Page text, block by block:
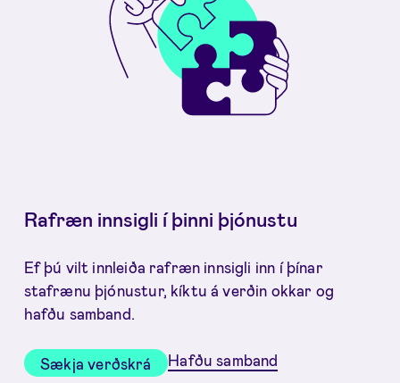
Rafræn innsigli í þinni þjónustu
Ef þú vilt innleiða rafræn innsigli inn í þínar
stafrænu þjónustur, kíktu á verðin okkar og
hafðu samband.
Sækja verðskrá Hafðu samband